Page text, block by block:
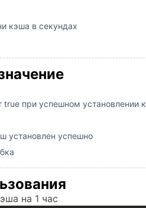
кэша в секундах
true при успешном установлении
установлен успешно
на 1 час